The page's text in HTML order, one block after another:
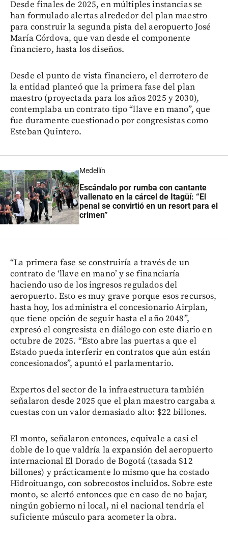
Desde finales de 2025, en múltiples instancias se
han formulado alertas alrededor del plan maestro
para construir la segunda pista del aeropuerto José
María Córdova, que van desde el componente
financiero, hasta los diseños.
Desde el punto de vista financiero, el derrotero de
la entidad planteó que la primera fase del plan
maestro (proyectada para los años 2025 y 2030),
contemplaba un contrato tipo “llave en mano”, que
fue duramente cuestionado por congresistas como
Esteban Quintero.
Medellín
Escándalo por rumba con cantante
vallenato en la cárcel de Itagüí: “El
penal se convirtió en un resort para el
crimen”
“La primera fase se construiría a través de un
contrato de ‘llave en mano’ y se financiaría
haciendo uso de los ingresos regulados del
aeropuerto. Esto es muy grave porque esos recursos,
hasta hoy, los administra el concesionario Airplan,
que tiene opción de seguir hasta el año 2048”,
expresó el congresista en diálogo con este diario en
octubre de 2025. “Esto abre las puertas a que el
Estado pueda interferir en contratos que aún están
concesionados”, apuntó el parlamentario.
Expertos del sector de la infraestructura también
señalaron desde 2025 que el plan maestro cargaba a
cuestas con un valor demasiado alto: $22 billones.
El monto, señalaron entonces, equivale a casi el
doble de lo que valdría la expansión del aeropuerto
internacional El Dorado de Bogotá (tasada $12
billones) y prácticamente lo mismo que ha costado
Hidroituango, con sobrecostos incluidos. Sobre este
monto, se alertó entonces que en caso de no bajar,
ningún gobierno ni local, ni el nacional tendría el
suficiente músculo para acometer la obra.